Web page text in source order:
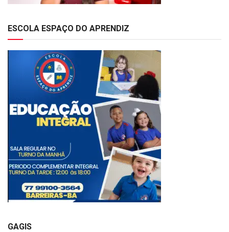
ESCOLA ESPAÇO DO APRENDIZ
GAGIS